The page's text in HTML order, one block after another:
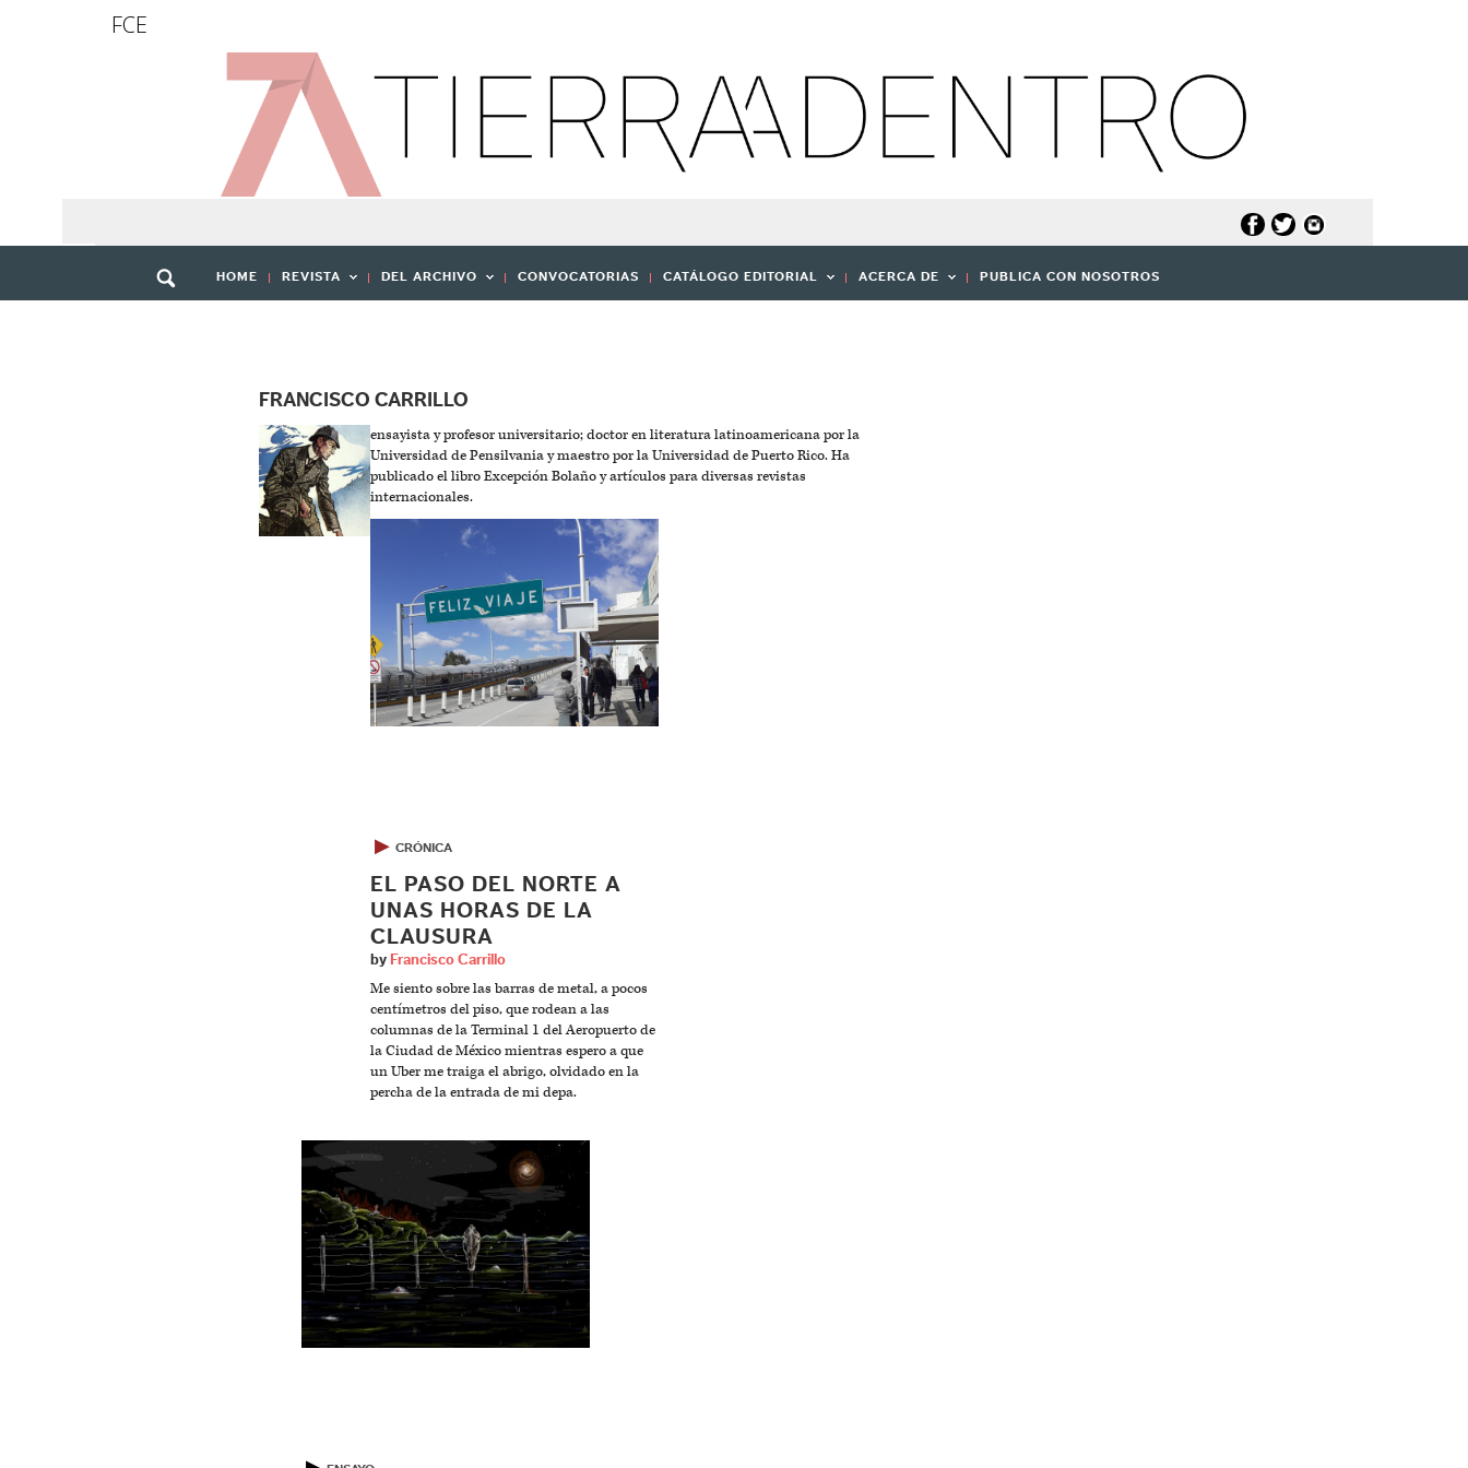
FCE
HOME REVISTA DEL ARCHIVO CONVOCATORIAS CATÁLOGO EDITORIAL ACERCA DE PUBLICA CON NOSOTROS
FRANCISCO CARRILLO
ensayista y profesor universitario; doctor en literatura latinoamericana por la
Universidad de Pensilvania y maestro por la Universidad de Puerto Rico. Ha
publicado el libro Excepción Bolaño y artículos para diversas revistas
internacionales.
▶ CRÓNICA
EL PASO DEL NORTE A
UNAS HORAS DE LA
CLAUSURA
by Francisco Carrillo
Me siento sobre las barras de metal, a pocos
centímetros del piso, que rodean a las
columnas de la Terminal 1 del Aeropuerto de
la Ciudad de México mientras espero a que
un Uber me traiga el abrigo, olvidado en la
percha de la entrada de mi depa.